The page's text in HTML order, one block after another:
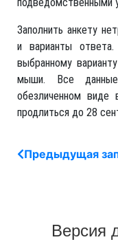
Заполнить анкету
и варианты
выбранному
мыши. Все
обезличенном виде
продлиться до 28
Предыдущая
Версия